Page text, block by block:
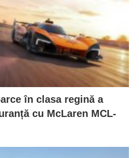
în clasa regină a
cu McLaren MCL-